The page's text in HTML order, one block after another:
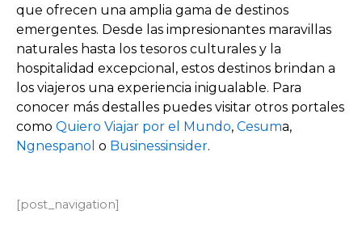
que ofrecen una amplia gama de destinos
emergentes. Desde las impresionantes maravillas
naturales hasta los tesoros culturales y la
hospitalidad excepcional, estos destinos brindan a
los viajeros una experiencia inigualable. Para
conocer más destalles puedes visitar otros portales
como Quiero Viajar por el Mundo, Cesuma,
Ngnespanol o Businessinsider.
[post_navigation]